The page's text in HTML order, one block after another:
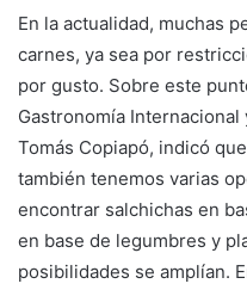
En la actualidad, muchas
carnes, ya sea por
por gusto. Sobre este
Gastronomía
Tomás Copiapó, indicó
también tenemos varias
encontrar salchichas en
en base de legumbres y
posibilidades se amplían.